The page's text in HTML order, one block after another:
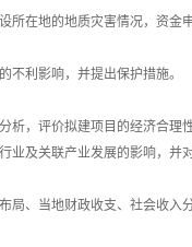
在地的地质灾害情况，资金
利影响，并提出保护措施。
，评价拟建项目的经济合理性
业及关联产业发展的影响，并
局、当地财政收支、社会收入